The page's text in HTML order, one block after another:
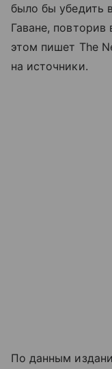
было бы убедить
Гаване, повторив
этом пишет The
на источники.
По данным